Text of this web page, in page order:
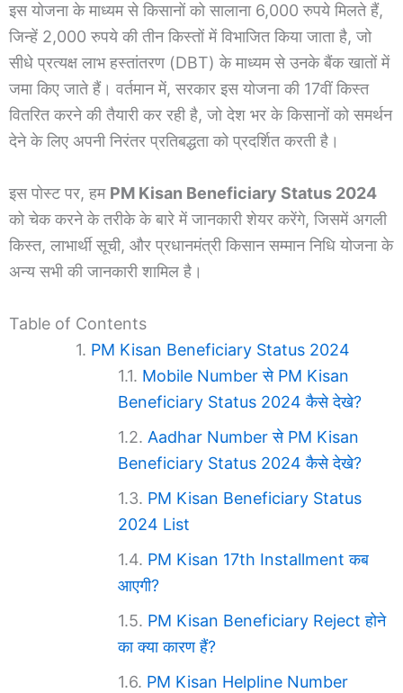
इस योजना के माध्यम से किसानों को सालाना 6,000 रुपये मिलते हैं,
जिन्हें 2,000 रुपये की तीन किस्तों में विभाजित किया जाता है, जो
सीधे प्रत्यक्ष लाभ हस्तांतरण (DBT) के माध्यम से उनके बैंक खातों में
जमा किए जाते हैं। वर्तमान में, सरकार इस योजना की 17वीं किस्त
वितरित करने की तैयारी कर रही है, जो देश भर के किसानों को समर्थन
देने के लिए अपनी निरंतर प्रतिबद्धता को प्रदर्शित करती है।
इस पोस्ट पर, हम PM Kisan Beneficiary Status 2024
को चेक करने के तरीके के बारे में जानकारी शेयर करेंगे, जिसमें अगली
किस्त, लाभार्थी सूची, और प्रधानमंत्री किसान सम्मान निधि योजना के
अन्य सभी की जानकारी शामिल है।
Table of Contents
PM Kisan Beneficiary Status 2024
Mobile Number से PM Kisan
Beneficiary Status 2024 कैसे देखे?
Aadhar Number से PM Kisan
Beneficiary Status 2024 कैसे देखे?
PM Kisan Beneficiary Status
2024 List
PM Kisan 17th Installment कब
आएगी?
PM Kisan Beneficiary Reject होने
का क्या कारण हैं?
PM Kisan Helpline Number